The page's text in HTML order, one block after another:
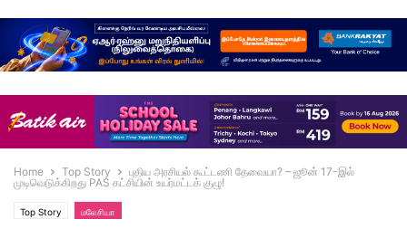
Home Top Story
புதிய அரசியல் கூட்டணி தேவையா? – ஜூன் 17-இல்
முடிவெடுக்கிறது PAS கட்சியின் உயர்மட்டக் குழு!
Top Story மலேசியா